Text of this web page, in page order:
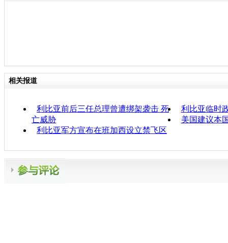
相关报道
利比亚前后三任总理曾遭绑架袭击 死
亡威胁
利比亚临时
美国建议本
利比亚军方宣布在班加西设立禁飞区